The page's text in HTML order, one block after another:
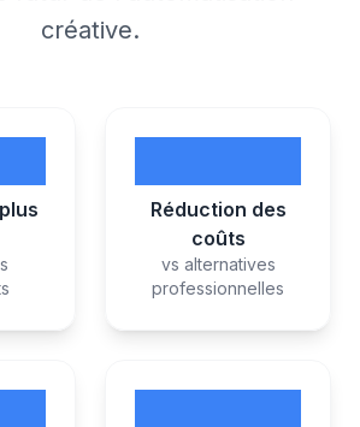
créative.
Réduction des
coûts
vs alternatives
professionnelles